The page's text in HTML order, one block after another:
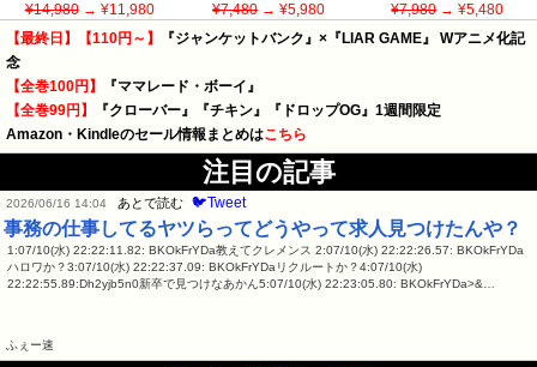
¥14,980→ ¥11,980 ¥7,480→ ¥5,980 ¥7,980→ ¥5,480
【最終日】【110円～】
『ジャンケットバンク』×『LIAR GAME』 Wアニメ化記
念
【全巻100円】
『ママレード・ボーイ』
【全巻99円】
『クローバー』『チキン』『ドロップOG』1週間限定
Amazon・Kindleのセール情報まとめはこちら
注目の記事
2026/06/16 14:04 あとで読む 🐦Tweet
事務の仕事してるヤツらってどうやって求人見つけたんや？
1:07/10(水) 22:22:11.82: BKOkFrYDa教えてクレメンス 2:07/10(水) 22:22:26.57: BKOkFrYDa
ハロワか？3:07/10(水) 22:22:37.09: BKOkFrYDaリクルートか？4:07/10(水)
22:22:55.89:Dh2yjb5n0新卒で見つけなあかん5:07/10(水) 22:23:05.80: BKOkFrYDa>&…
ふぇー速